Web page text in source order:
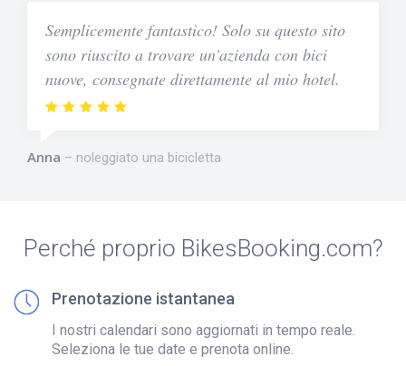
Semplicemente fantastico! Solo su questo sito
sono riuscito a trovare un'azienda con bici
nuove, consegnate direttamente al mio hotel.
Anna noleggiato una bicicletta
Perché proprio BikesBooking.com?
Prenotazione istantanea
I nostri calendari sono aggiornati in tempo reale.
Seleziona le tue date e prenota online.